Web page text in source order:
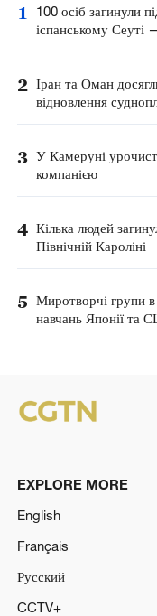
1
100 осіб загинули
іспанському Сеуті
2 Іран та Оман
відновлення
3 У Камеруні
компанією
4 Кілька людей
Північній Кароліні
5 Миротворчі групи в
навчань Японії та
EXPLORE MORE
English
Français
Русский
CCTV+